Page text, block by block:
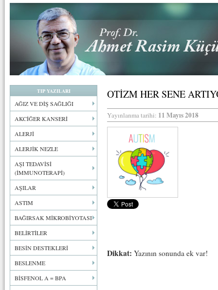
TIP YAZILARI
AĞIZ VE DİŞ SAĞLIĞI
AKCİĞER KANSERİ
ALERJİ
ALERJİK NEZLE
AŞI TEDAVİSİ
(İMMUNOTERAPİ)
AŞILAR
ASTIM
BAĞIRSAK MİKROBİYOTASI
BELİRTİLER
BESİN DESTEKLERİ
BESLENME
BİSFENOL A = BPA
OTİZM HER SENE
Yayınlanma tarihi: 11 Mayıs 2018
Dikkat: Yazının sonunda ek var!